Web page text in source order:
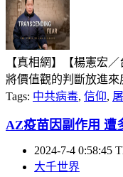
【真相網】【楊憲宏
將價值觀的判斷放進來
Tags: 中共病毒, 信仰,
AZ疫苗因副作用 遭
2024-7-4 0:58:45
大千世界